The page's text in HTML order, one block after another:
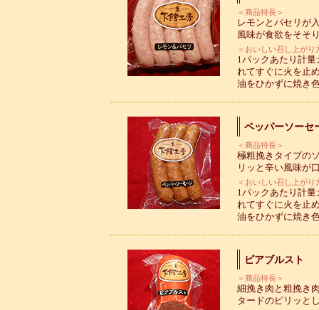
＜商品特長＞
レモンとパセリが
風味が食欲をそそ
＜おいしい召し上がり
1パックあたり計
れてすぐに火を止
油をひかずに焼き
ペッパーソーセ
＜商品特長＞
極粗挽きタイプの
リッと辛い風味が
＜おいしい召し上がり
1パックあたり計
れてすぐに火を止
油をひかずに焼き
ビアブルスト
＜商品特長＞
細挽き肉と粗挽き
タードのピリッと